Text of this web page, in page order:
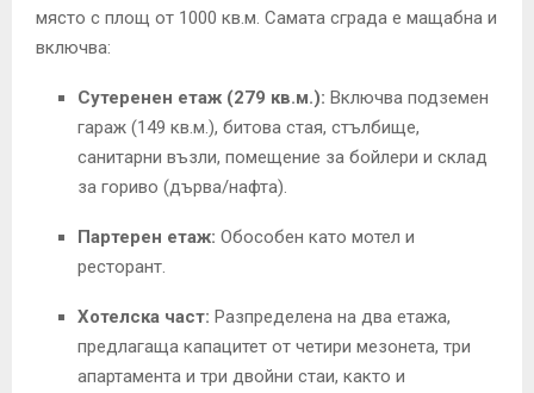
място с площ от 1000 кв. м. Самата сграда е мащабна и
включва:
Сутеренен етаж (279 кв.м.): Включва подземен
гараж (149 кв. м. ), битова стая, стълбище,
санитарни възли, помещение за бойлери и склад
за гориво (дърва/нафта).
Партерен етаж: Обособен като мотел и
ресторант.
Хотелска част: Разпределена на два етажа,
предлагаща капацитет от четири мезонета, три
апартамента и три двойни стаи, както и